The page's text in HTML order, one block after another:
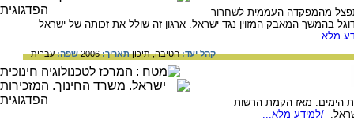
מהמפקדה העממית לשחרור
בהמשך המאבק המזוין נגד ישראל. ארגון זה שולל את זכותה של ישראל
מלא...
קהל יעד:חטיבה,תיכוןתאריך:2006 שפה:עברית
הימים. מאז הקמת הרשות
/למידע מלא...